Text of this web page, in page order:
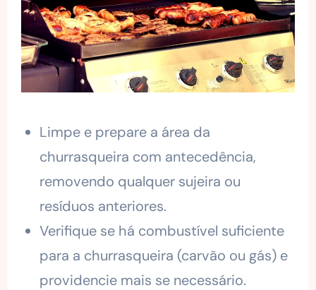
Limpe e prepare a área da
churrasqueira com antecedência,
removendo qualquer sujeira ou
resíduos anteriores.
Verifique se há combustível suficiente
para a churrasqueira (carvão ou gás) e
providencie mais se necessário.